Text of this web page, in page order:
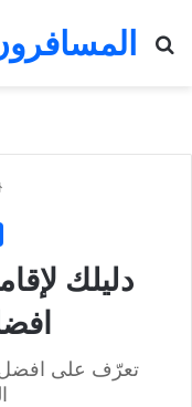
تعرّف على افضل